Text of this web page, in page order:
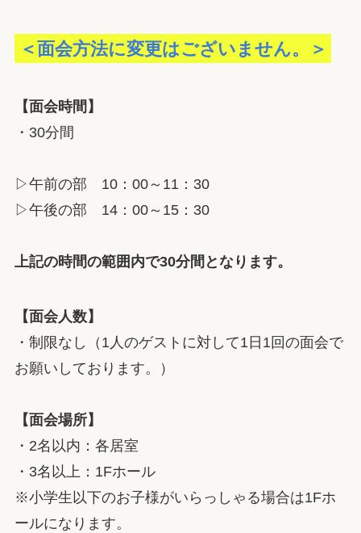
＜面会方法に変更はございません。＞
【面会時間】
・30分間
▷午前の部 10：00～11：30
▷午後の部 14：00～15：30
上記の時間の範囲内で30分間となります。
【面会人数】
・制限なし（1人のゲストに対して1日1回の面会で
お願いしております。）
【面会場所】
・2名以内：各居室
・3名以上：1Fホール
※小学生以下のお子様がいらっしゃる場合は1Fホ
ールになります。